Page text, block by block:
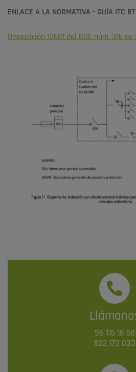
ENLACE A LA NORMATIVA - GUÍA ITC
Disposición 13681 del BOE núm. 316 de
96 115 16 58
622 179 033